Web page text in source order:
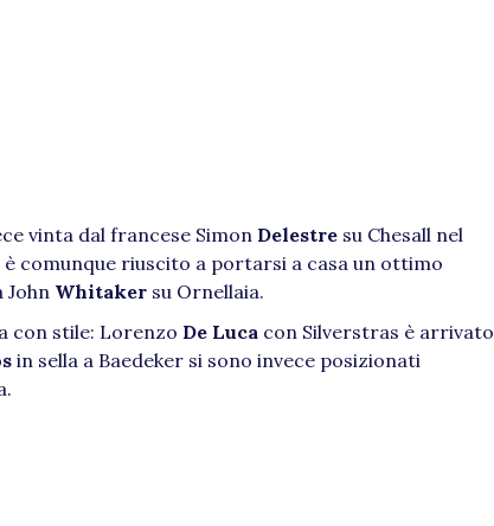
vinta dal francese Simon Delestre su Chesall nel
è comunque riuscito a portarsi a casa un ottimo
Whitaker su Ornellaia.
con stile: Lorenzo De Luca con Silverstras è arrivato
in sella a Baedeker si sono invece posizionati